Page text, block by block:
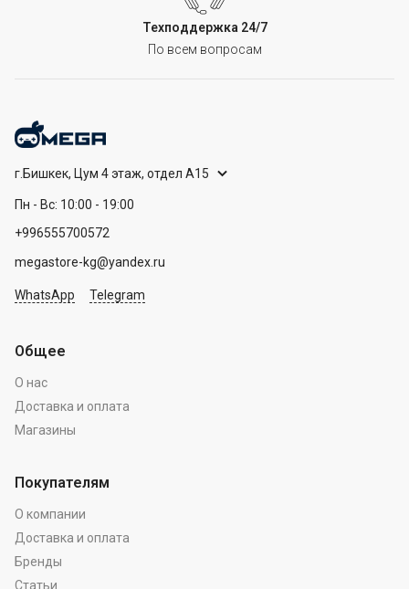
Техподдержка 24/7
По всем вопросам
г.Бишкек, Цум 4 этаж, отдел А15
Пн - Вс: 10:00 - 19:00
+996555700572
megastore-kg@yandex.ru
WhatsApp Telegram
Общее
О нас
Доставка и оплата
Магазины
Покупателям
О компании
Доставка и оплата
Бренды
Статьи